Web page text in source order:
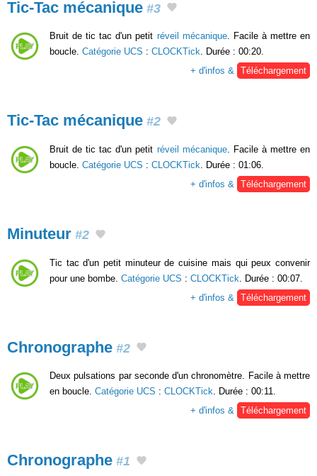
Tic-Tac mécanique #3
Bruit de tic tac d'un petit réveil mécanique. Facile à mettre en
boucle. Catégorie UCS : CLOCKTick. Durée : 00:20.
+ d'infos & Téléchargement
Tic-Tac mécanique #2
Bruit de tic tac d'un petit réveil mécanique. Facile à mettre en
boucle. Catégorie UCS : CLOCKTick . Durée : 01:06.
+ d'infos &
Téléchargement
Minuteur #2
Tic tac d'un petit minuteur de cuisine mais qui peux convenir
pour une bombe. Catégorie UCS : CLOCKTick . Durée : 00:07.
+ d'infos &
Téléchargement
Chronographe #2
Deux pulsations par seconde d'un chronomètre. Facile à mettre
en boucle. Catégorie UCS : CLOCKTick. Durée : 00:11.
+ d'infos & Téléchargement
Chronographe #1